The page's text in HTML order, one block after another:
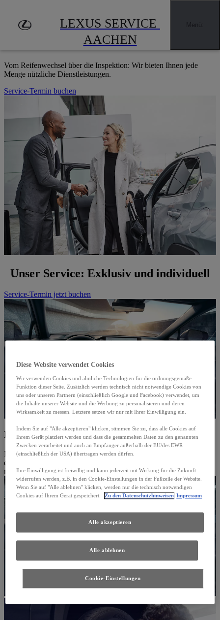
Händler finden
LEXUS SERVICE
AACHEN
UNSER SERVICE FÜR SIE
Vom Reifenwechsel über die Inspektion: Wir bieten Ihnen jede
Menge nützliche Dienstleistungen.
Service-Termin buchen
Unser Service: Exklusiv und individuell
Service-Termin jetzt buchen
Bleiben Sie mobil
Muss Ihr Fahrzeug zur Inspektion in die Werkstatt, bieten wir Ihnen
einen Ersatzwagen zum Festpreis. So sind Sie ohne Unterbrechung
mobil und müssen sich nicht einschränken.
Diese Website verwendet Cookies
Wir verwenden Cookies und ähnliche Technologien für die ordnungsgemäße
Funktion dieser Seite. Zusätzlich werden technisch nicht notwendige Cookies von
uns oder unseren Partnern (einschließlich Google und Facebook) verwendet, um
die Inhalte unserer Website und die Werbung zu personalisieren und deren
Wirksamkeit zu messen. Letztere setzen wir nur mit Ihrer Einwilligung ein.
Indem Sie auf "Alle akzeptieren" klicken, stimmen Sie zu, dass alle Cookies auf
Ihrem Gerät platziert werden und dass die gesammelten Daten zu den genannten
Zwecken verarbeitet und auch an Empfänger außerhalb der EU/des EWR
(einschließlich der USA) übertragen werden dürfen.
Ihre Einwilligung ist freiwillig und kann jederzeit mit Wirkung für die Zukunft
widerrufen werden, z.B. in den Cookie-Einstellungen in der Fußzeile der Website.
Wenn Sie auf "Alle ablehnen" klicken, werden nur die technisch notwendigen
Cookies auf Ihrem Gerät gespeichert.
Zu den Datenschutzhinweisen Impressum
Cookie-Einstellungen
Alle ablehnen
Alle akzeptieren